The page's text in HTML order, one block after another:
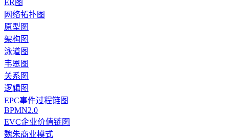
ER图
网络拓扑图
原型图
架构图
泳道图
韦恩图
关系图
逻辑图
EPC事件过程链图
BPMN2.0
EVC企业价值链图
魏朱商业模式